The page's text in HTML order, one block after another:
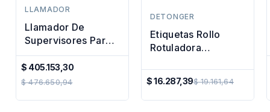
LLAMADOR
Llamador De
Supervisores Para
Plantas Industriales,
Fabricas
$ 405.153,30
Precio
Regular
$ 476.650,94
DETONGER
Etiquetas Rollo
Rotuladora
40x30mm Doradas
$ 16.287,39
Precio
Regular
$ 19.161,64